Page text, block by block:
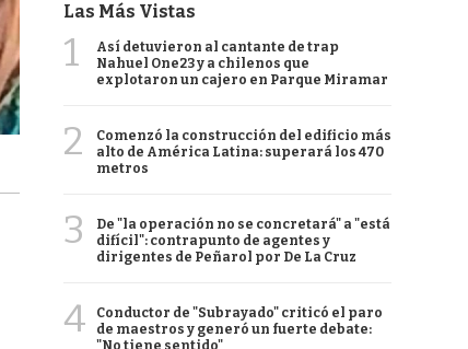
Las Más Vistas
1
Así detuvieron al cantante de trap
Nahuel One23 y a chilenos que
explotaron un cajero en Parque Miramar
2
Comenzó la construcción del edificio más
alto de América Latina: superará los 470
metros
3
De "la operación no se concretará" a "está
difícil": contrapunto de agentes y
dirigentes de Peñarol por De La Cruz
4
Conductor de "Subrayado" criticó el paro
de maestros y generó un fuerte debate:
"No tiene sentido"